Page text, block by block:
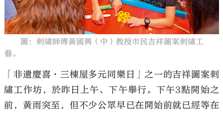
大公文匯
圖：刺繡師傅黃國興（中）教授市民吉祥圖案刺繡工
藝。
「非遺慶喜·三棟屋多元同樂日」之一的吉祥圖案刺
繡工作坊，於昨日上午、下午舉行。下午3點開始之
前，黃雨突至，但不少公眾早已在開始前就已經等在